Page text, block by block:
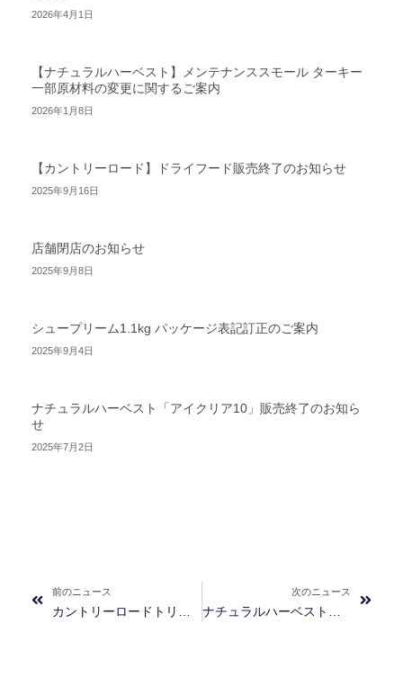
2026年4月1日
【ナチュラルハーベスト】メンテナンススモール ターキー
一部原材料の変更に関するご案内
2026年1月8日
【カントリーロード】ドライフード販売終了のお知らせ
2025年9月16日
店舗閉店のお知らせ
2025年9月8日
シュープリーム1.1kg パッケージ表記訂正のご案内
2025年9月4日
ナチュラルハーベスト「アイクリア10」販売終了のお知ら
せ
2025年7月2日
前のニュース 次のニュース